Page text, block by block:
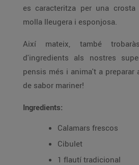
es caracteritza per una
molla lleugera i esponjosa.
Així mateix, també
d'ingredients als nostres
pensis més i anima't a preparar
de sabor mariner!
Ingredients:
Calamars frescos
Cibulet
1 flautí tradicional